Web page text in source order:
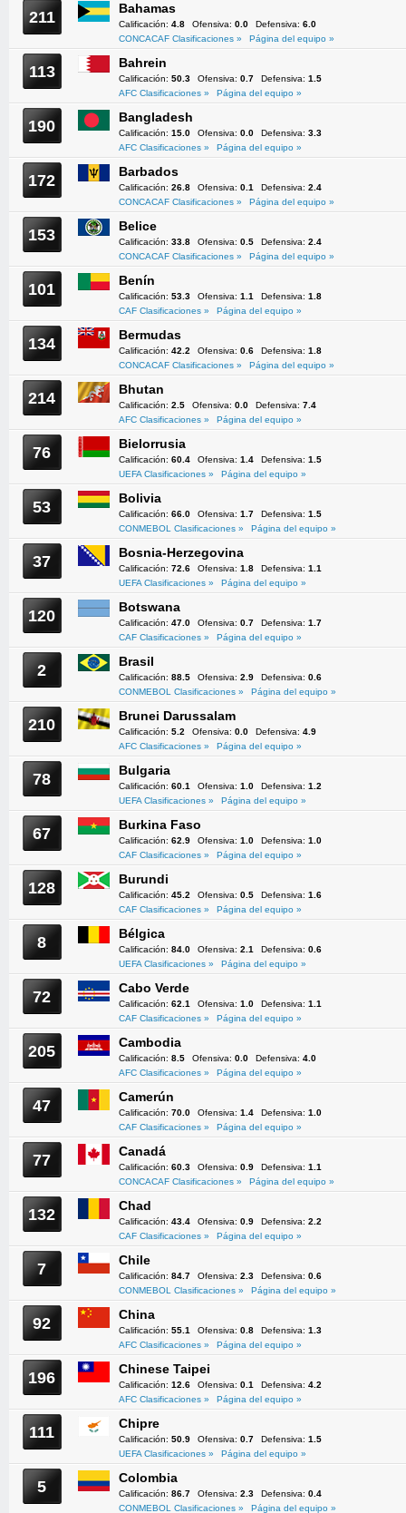
211 Bahamas
Calificación: 4.8 Ofensiva: 0.0 Defensiva: 6.0
CONCACAF Clasificaciones »
Página del equipo »
113 Bahrein
Calificación: 50.3 Ofensiva: 0.7 Defensiva: 1.5
AFC Clasificaciones »
Página del equipo »
190 Bangladesh
Calificación: 15.0 Ofensiva: 0.0 Defensiva: 3.3
AFC Clasificaciones »
Página del equipo »
172 Barbados
Calificación: 26.8 Ofensiva: 0.1 Defensiva: 2.4
CONCACAF Clasificaciones »
Página del equipo »
153 Belice
Calificación: 33.8 Ofensiva: 0.5 Defensiva: 2.4
CONCACAF Clasificaciones »
Página del equipo »
101 Benín
Calificación: 53.3 Ofensiva: 1.1 Defensiva: 1.8
CAF Clasificaciones »
Página del equipo »
134 Bermudas
Calificación: 42.2 Ofensiva: 0.6 Defensiva: 1.8
CONCACAF Clasificaciones »
Página del equipo »
214 Bhutan
Calificación: 2.5 Ofensiva: 0.0 Defensiva: 7.4
AFC Clasificaciones »
Página del equipo »
76 Bielorrusia
Calificación: 60.4 Ofensiva: 1.4 Defensiva: 1.5
UEFA Clasificaciones »
Página del equipo »
53 Bolivia
Calificación: 66.0 Ofensiva: 1.7 Defensiva: 1.5
CONMEBOL Clasificaciones »
Página del equipo »
37 Bosnia-Herzegovina
Calificación: 72.6 Ofensiva: 1.8 Defensiva: 1.1
UEFA Clasificaciones »
Página del equipo »
120 Botswana
Calificación: 47.0 Ofensiva: 0.7 Defensiva: 1.7
CAF Clasificaciones »
Página del equipo »
2 Brasil
Calificación: 88.5 Ofensiva: 2.9 Defensiva: 0.6
CONMEBOL Clasificaciones »
Página del equipo »
210 Brunei Darussalam
Calificación: 5.2 Ofensiva: 0.0 Defensiva: 4.9
AFC Clasificaciones »
Página del equipo »
78 Bulgaria
Calificación: 60.1 Ofensiva: 1.0 Defensiva: 1.2
UEFA Clasificaciones »
Página del equipo »
67 Burkina Faso
Calificación: 62.9 Ofensiva: 1.0 Defensiva: 1.0
CAF Clasificaciones »
Página del equipo »
128 Burundi
Calificación: 45.2 Ofensiva: 0.5 Defensiva: 1.6
CAF Clasificaciones »
Página del equipo »
8 Bélgica
Calificación: 84.0 Ofensiva: 2.1 Defensiva: 0.6
UEFA Clasificaciones »
Página del equipo »
72 Cabo Verde
Calificación: 62.1 Ofensiva: 1.0 Defensiva: 1.1
CAF Clasificaciones »
Página del equipo »
205 Cambodia
Calificación: 8.5 Ofensiva: 0.0 Defensiva: 4.0
AFC Clasificaciones »
Página del equipo »
47 Camerún
Calificación: 70.0 Ofensiva: 1.4 Defensiva: 1.0
CAF Clasificaciones »
Página del equipo »
77 Canadá
Calificación: 60.3 Ofensiva: 0.9 Defensiva: 1.1
CONCACAF Clasificaciones »
Página del equipo »
132 Chad
Calificación: 43.4 Ofensiva: 0.9 Defensiva: 2.2
CAF Clasificaciones »
Página del equipo »
7 Chile
Calificación: 84.7 Ofensiva: 2.3 Defensiva: 0.6
CONMEBOL Clasificaciones »
Página del equipo »
92 China
Calificación: 55.1 Ofensiva: 0.8 Defensiva: 1.3
AFC Clasificaciones »
Página del equipo »
196 Chinese Taipei
Calificación: 12.6 Ofensiva: 0.1 Defensiva: 4.2
AFC Clasificaciones »
Página del equipo »
111 Chipre
Calificación: 50.9 Ofensiva: 0.7 Defensiva: 1.5
UEFA Clasificaciones »
Página del equipo »
5 Colombia
Calificación: 86.7 Ofensiva: 2.3 Defensiva: 0.4
CONMEBOL Clasificaciones »
Página del equipo »